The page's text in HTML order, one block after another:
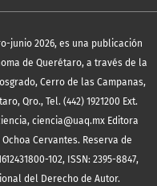
junio 2026, es una publicación
de Querétaro, a través de la
Cerro de las Campanas,
Qro., Tel. (442) 1921200 Ext.
ciencia@uaq.mx Editora
Cervantes. Reserva de
102, ISSN: 2395-8847,
del Derecho de Autor.